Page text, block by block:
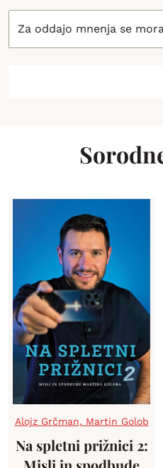
Za oddajo mnenja se
Alojz Grčman, Martin Golob
Na spletni prižnici 2: